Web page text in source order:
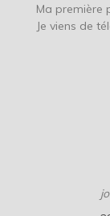
Ma première
Je viens de